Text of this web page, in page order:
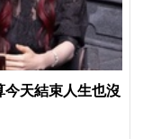
天結束人生也沒